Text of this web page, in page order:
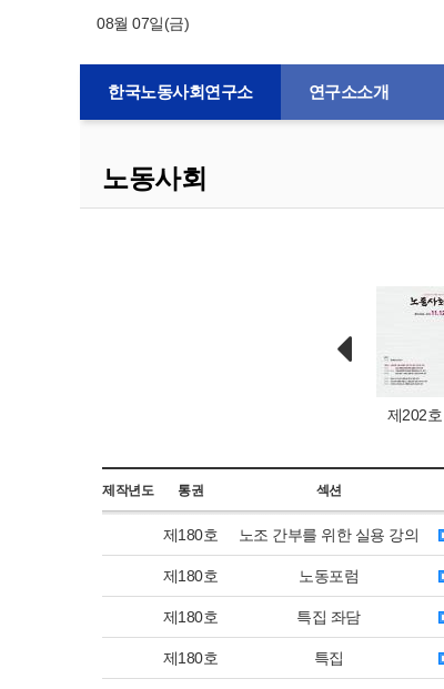
08월 07일(금)
한국노동사회연구소 연구소소개
노동사회
제202호
제작년도 통권 섹션
제180호 노조 간부를 위한 실용 강의
제180호 노동포럼
제180호 특집 좌담
제180호 특집